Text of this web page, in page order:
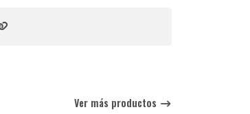
Ver más productos